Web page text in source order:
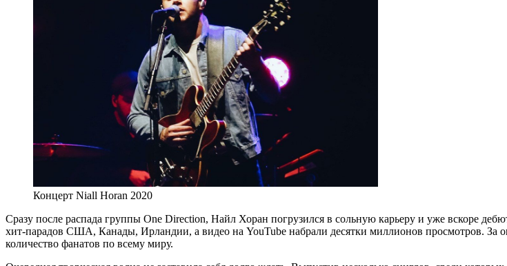
Концерт Niall Horan 2020
Сразу после распада группы One Direction, Найл Хоран погрузился в сольную карьеру и уже вскоре
хит-парадов США, Канады, Ирландии, а видео на YouTube набрали десятки миллионов просмотров.
количество фанатов по всему миру.